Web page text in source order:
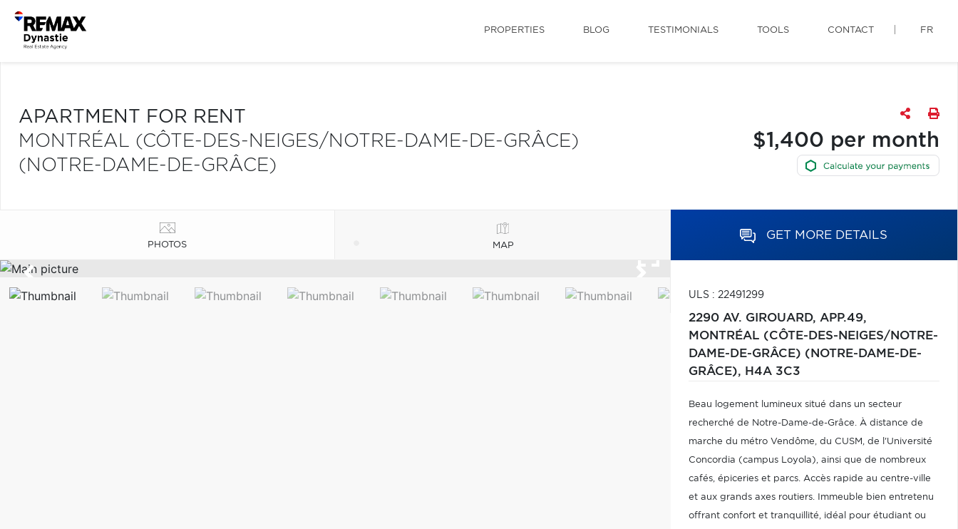
PROPERTIES BLOG TESTIMONIALS TOOLS CONTACT FR
APARTMENT FOR RENT
MONTRÉAL (CÔTE-DES-NEIGES/NOTRE-DAME-DE-GRÂCE)
(NOTRE-DAME-DE-GRÂCE)
$1,400 per month
PHOTOS MAP
GET MORE DETAILS
ULS : 22491299
2290 AV. GIROUARD, APP.49,
MONTRÉAL (CÔTE-DES-NEIGES/NOTRE-
DAME-DE-GRÂCE) (NOTRE-DAME-DE-
GRÂCE), H4A 3C3
Beau logement lumineux situé dans un secteur
recherché de Notre-Dame-de-Grâce. À distance de
marche du métro Vendôme, du CUSM, de l'Université
Concordia (campus Loyola), ainsi que de nombreux
cafés, épiceries et parcs. Accès rapide au centre-ville
et aux grands axes routiers. Immeuble bien entretenu
offrant confort et tranquillité, idéal pour étudiant ou